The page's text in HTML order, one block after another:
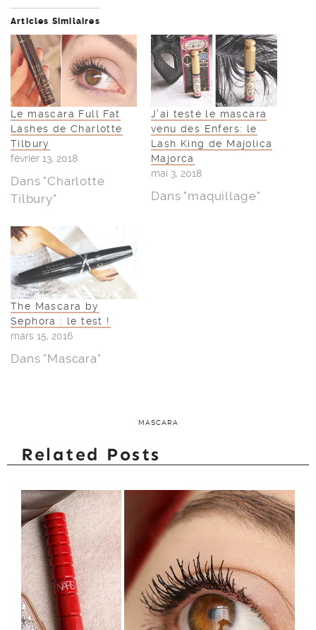
Articles Similaires
Le mascara Full Fat
Lashes de Charlotte
Tilbury
février 13, 2018
Dans "Charlotte
Tilbury"
J’ai testé le mascara
venu des Enfers: le
Lash King de Majolica
Majorca
mai 3, 2018
Dans "maquillage"
The Mascara by
Sephora : le test !
mars 15, 2016
Dans "Mascara"
MASCARA
Related Posts